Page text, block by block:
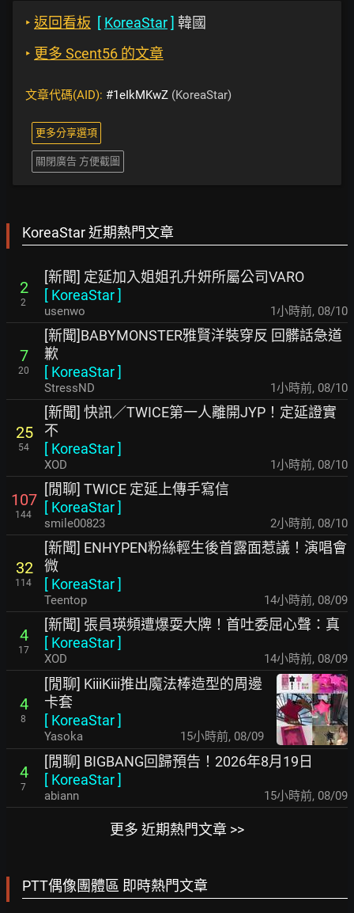
‣ 返回看板 [ KoreaStar] 韓國
‣ 更多 Scent56 的文章
文章代碼(AID): #1eIkMKwZ (KoreaStar)
更多分享選項
關閉廣告 方便截圖
KoreaStar 近期熱門文章
2
2
[新聞] 定延加入姐姐孔升妍所屬公司VARO
[ KoreaStar]
usenwo 1小時前, 08/10
7
20
[新聞]BABYMONSTER雅賢洋裝穿反 回髒話急道
歉
[ KoreaStar]
StressND 1小時前, 08/10
25
54
[新聞] 快訊／TWICE第一人離開JYP！定延證實
不
[ KoreaStar]
XOD 1小時前, 08/10
107
144
[閒聊] TWICE 定延上傳手寫信
[ KoreaStar]
smile00823 2小時前, 08/10
32
114
[新聞] ENHYPEN粉絲輕生後首露面惹議！演唱會
微
[ KoreaStar]
Teentop 14小時前, 08/09
4
17
[新聞] 張員瑛頻遭爆耍大牌！首吐委屈心聲：真
[ KoreaStar]
XOD 14小時前, 08/09
4
8
[閒聊] KiiiKiii推出魔法棒造型的周邊
卡套
[ KoreaStar]
Yasoka 15小時前, 08/09
4
7
[閒聊] BIGBANG回歸預告！2026年8月19日
[ KoreaStar]
abiann 15小時前, 08/09
更多 近期熱門文章 >>
PTT偶像團體區 即時熱門文章